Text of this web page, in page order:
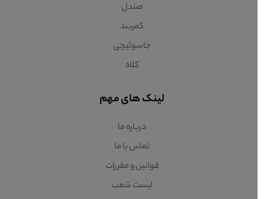
صندل
کمربند
جاسوئیچی
کلاه
لینک های مهم
درباره ما
تماس با ما
قوانین و مقررات
لیست شعب